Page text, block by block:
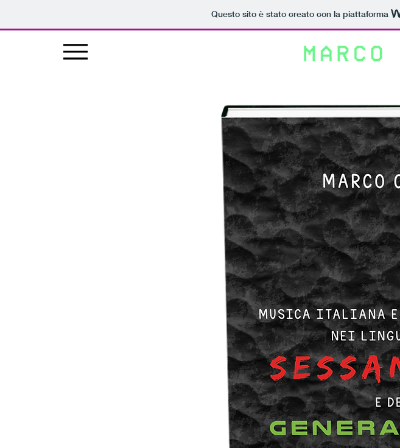
Questo sito è stato creato con la piattaforma